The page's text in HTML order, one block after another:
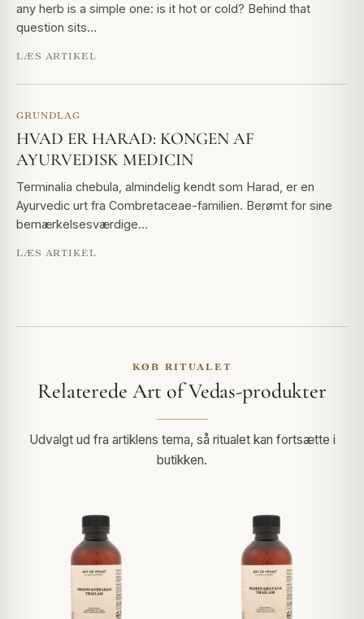
any herb is a simple one: is it hot or cold? Behind that
question sits…
LÆS ARTIKEL
GRUNDLAG
HVAD ER HARAD: KONGEN AF
AYURVEDISK MEDICIN
Terminalia chebula, almindelig kendt som Harad, er en
Ayurvedic urt fra Combretaceae-familien. Berømt for sine
bemærkelsesværdige…
LÆS ARTIKEL
KØB RITUALET
Relaterede Art of Vedas-produkter
Udvalgt ud fra artiklens tema, så ritualet kan fortsætte i
butikken.